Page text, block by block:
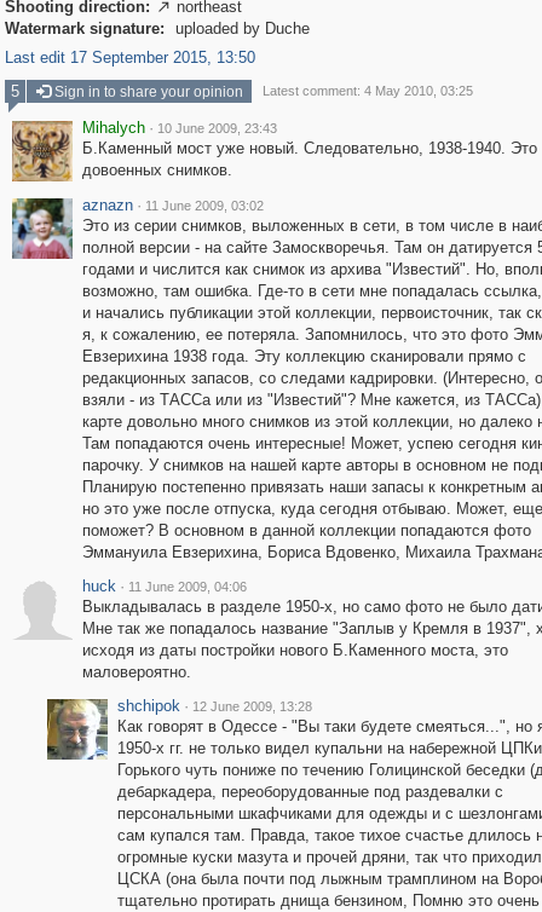
Shooting direction:  northeast
Watermark signature:
uploaded by Duche
Last edit 17 September 2015, 13:50
5
Sign in to share your opinion Latest comment: 4 May 2010, 03:25
Mihalych · 10 June 2009, 23:43
Б.Каменный мост уже новый. Следовательно, 1938-1940. Это
довоенных снимков.
aznazn · 11 June 2009, 03:02
Это из серии снимков, выложенных в сети, в том числе в
полной версии - на сайте Замоскворечья. Там он датируется
годами и числится как снимок из архива "Известий". Но,
возможно, там ошибка. Где-то в сети мне попадалась
и начались публикации этой коллекции, первоисточник, так
я, к сожалению, ее потеряла. Запомнилось, что это фото
Евзерихина 1938 года. Эту коллекцию сканировали прямо с
редакционных запасов, со следами кадрировки. (Интересно,
взяли - из ТАССа или из "Известий"? Мне кажется, из
карте довольно много снимков из этой коллекции, но далеко
Там попадаются очень интересные! Может, успею сегодня
парочку. У снимков на нашей карте авторы в основном не
Планирую постепенно привязать наши запасы к конкретным
но это уже после отпуска, куда сегодня отбываю. Может,
поможет? В основном в данной коллекции попадаются фото
Эммануила Евзерихина, Бориса Вдовенко, Михаила
huck · 11 June 2009, 04:06
Выкладывалась в разделе 1950-х, но само фото не было
Мне так же попадалось название "Заплыв у Кремля в 1937",
исходя из даты постройки нового Б.Каменного моста, это
маловероятно.
shchipok · 12 June 2009, 13:28
Как говорят в Одессе - "Вы таки будете смеяться...", но
1950-х гг. не только видел купальни на набережной
Горького чуть пониже по течению Голицинской беседки
дебаркадера, переоборудованные под раздевалки с
персональными шкафчиками для одежды и с
сам купался там. Правда, такое тихое счастье
огромные куски мазута и прочей дряни, так что
ЦСКА (она была почти под лыжным трамплином на
тщательно протирать днища бензином, Помню это